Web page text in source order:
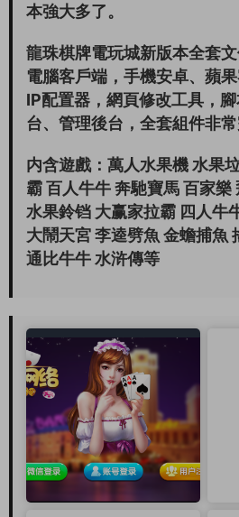
本強大多了。
龍珠棋牌電玩城新版本全套
電腦客戶端，手機安卓、蘋
IP配置器，網頁修改工具，
台、管理後台，全套組件非常
内含遊戲：萬人水果機 水果
霸 百人牛牛 奔馳寶馬 百家樂
水果鈴铛 大赢家拉霸 四人牛
大鬧天宮 李逵劈魚 金蟾捕魚
通比牛牛 水浒傳等